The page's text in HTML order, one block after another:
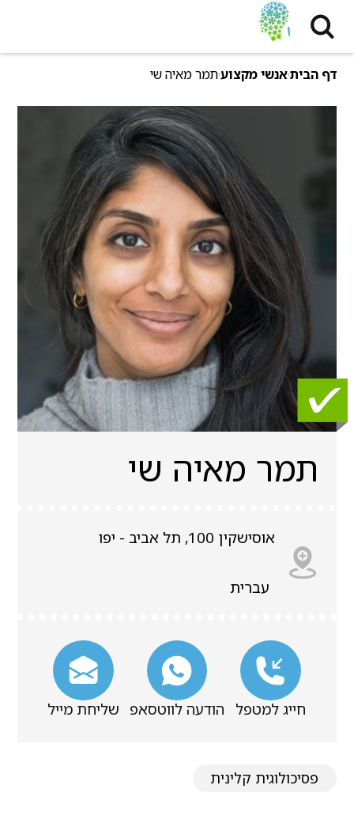
דף הביתאנשי מקצועתמר מאיה שי
תמר מאיה שי
אוסישקין 100, תל אביב - יפו
עברית
חייג למטפל הודעה לווטסאפ שליחת מייל
פסיכולוגית קלינית